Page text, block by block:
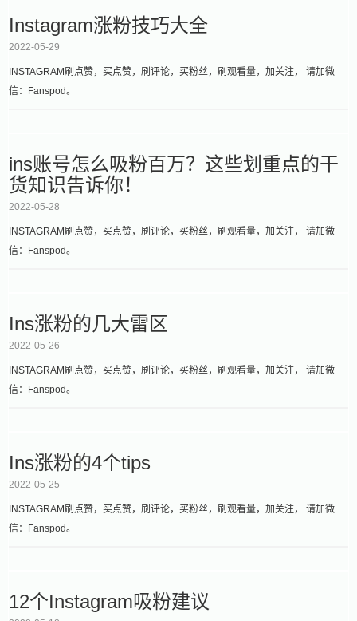
Instagram涨粉技巧大全
2022-05-29
INSTAGRAM刷点赞，买点赞，刷评论，买粉丝，刷观看量，加关注， 请加微
信：Fanspod。
ins账号怎么吸粉百万？这些划重点的干
货知识告诉你！
2022-05-28
INSTAGRAM刷点赞，买点赞，刷评论，买粉丝，刷观看量，加关注， 请加微
信：Fanspod。
Ins涨粉的几大雷区
2022-05-26
INSTAGRAM刷点赞，买点赞，刷评论，买粉丝，刷观看量，加关注， 请加微
信：Fanspod。
Ins涨粉的4个tips
2022-05-25
INSTAGRAM刷点赞，买点赞，刷评论，买粉丝，刷观看量，加关注， 请加微
信：Fanspod。
12个Instagram吸粉建议